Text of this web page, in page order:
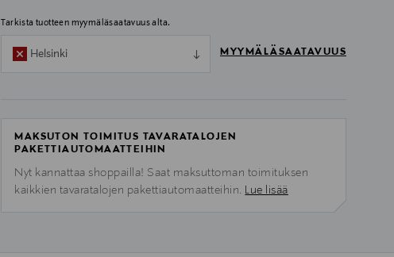
Tarkista tuotteen myymäläsaatavuus alta.
Helsinki MYYMÄLÄSAATAVUUS
MAKSUTON TOIMITUS TAVARATALOJEN
PAKETTIAUTOMAATTEIHIN
Nyt kannattaa shoppailla! Saat maksuttoman toimituksen
kaikkien tavaratalojen pakettiautomaatteihin. Lue lisää